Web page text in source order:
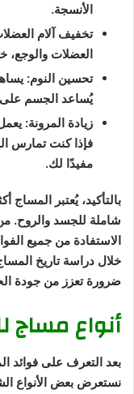
الأنسجة.
تخفيف آلام
العضلات والوجع،
تحسين النوم:
يُساعد الجسم على
زيادة المرونة:
فإذا كنت تمارس
مفيدًا لك.
بالتأكيد، يُعتبر المساج
شاملة للجسد والروح.
الاستفادة من جميع
خلال دراسة تاريخ
ضرورة تعزز من جودة
أنواع مساج
بعد التعرف على فوائد
نستعرض بعض الأنواع